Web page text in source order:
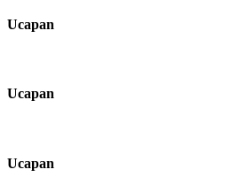
Ucapan
Ucapan
Ucapan